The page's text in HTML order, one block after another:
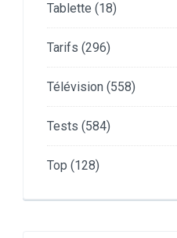
Tablette (18)
Tarifs (296)
Télévision (558)
Tests (584)
Top (128)